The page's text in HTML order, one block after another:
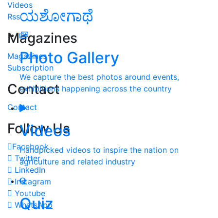
ಯಶೋಗಾಥೆ
Photo Gallery
We capture the best photos around events,
exhibitions happening across the country
Videos
Handpicked videos to inspire the nation on
agriculture and related industry
Quiz
Videos
Rss
Magazines
Magazines
Subscription
Contact
Contact
Follow Us
Facebook
Twitter
LinkedIn
Instagram
Youtube
WhatsApp